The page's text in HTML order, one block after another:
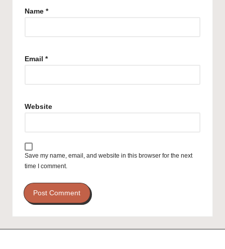
Name *
Email *
Website
Save my name, email, and website in this browser for the next
time I comment.